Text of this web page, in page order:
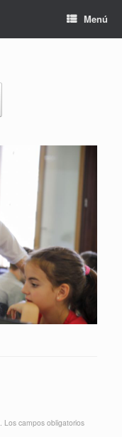
Menú
Los campos obligatorios